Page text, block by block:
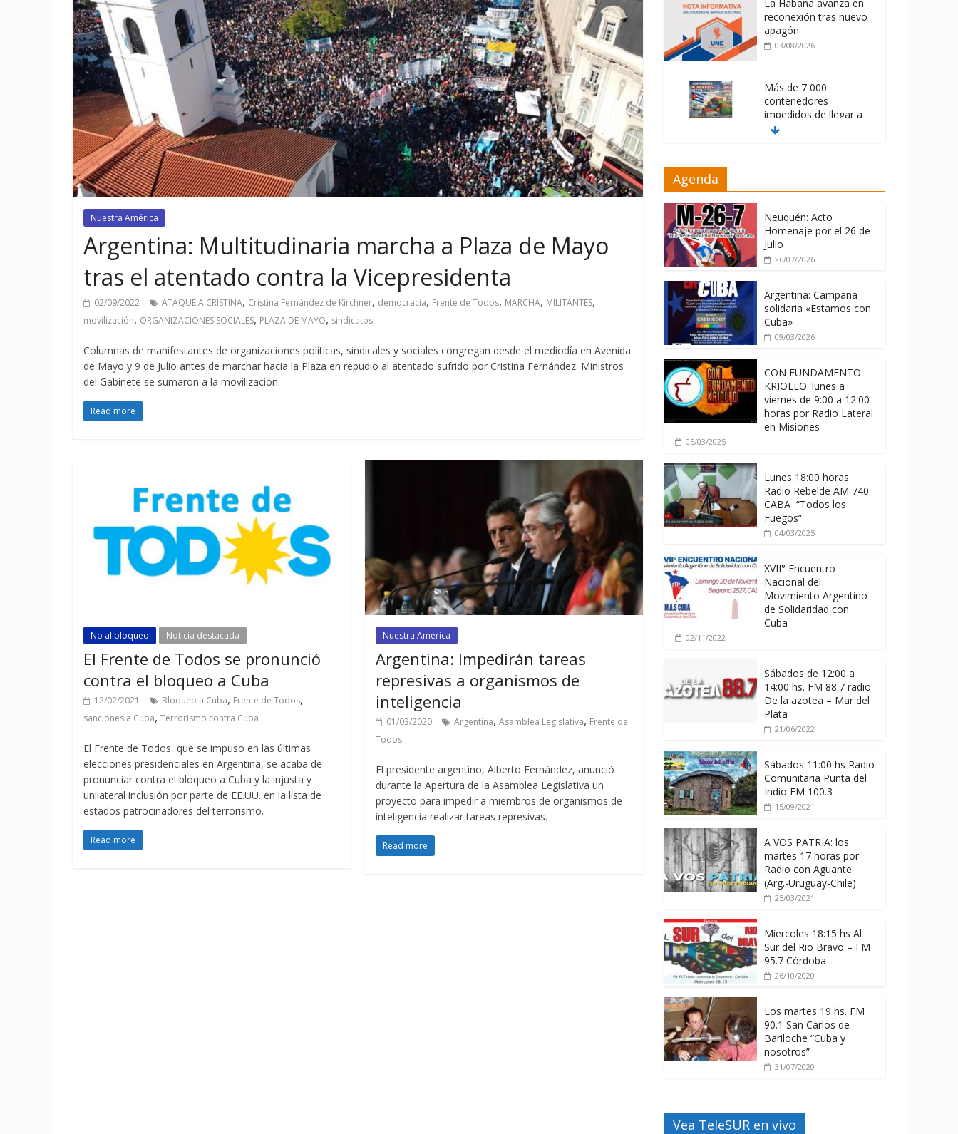
Nuestra América
Argentina: Multitudinaria marcha a Plaza de Mayo
tras el atentado contra la Vicepresidenta
02/09/2022 ATAQUE A CRISTINA, Cristina Fernández de Kirchner, democracia, Frente de Todos, MARCHA, MILITANTES,
movilización, ORGANIZACIONES SOCIALES, PLAZA DE MAYO, sindicatos
Columnas de manifestantes de organizaciones políticas, sindicales y sociales congregan desde el mediodía en Avenida
de Mayo y 9 de Julio antes de marchar hacia la Plaza en repudio al atentado sufrido por Cristina Fernández. Ministros
del Gabinete se sumaron a la movilización.
Read more
No al bloqueo Noticia destacada
El Frente de Todos se pronunció
contra el bloqueo a Cuba
12/02/2021 Bloqueo a Cuba, Frente de Todos,
sanciones a Cuba, Terrorismo contra Cuba
El Frente de Todos, que se impuso en las últimas
elecciones presidenciales en Argentina, se acaba de
pronunciar contra el bloqueo a Cuba y la injusta y
unilateral inclusión por parte de EE.UU. en la lista de
estados patrocinadores del terrorismo.
Read more
Nuestra América
Argentina: Impedirán tareas
represivas a organismos de
inteligencia
01/03/2020 Argentina,Asamblea Legislativa, Frente de
Todos
El presidente argentino, Alberto Fernández, anunció
durante la Apertura de la Asamblea Legislativa un
proyecto para impedir a miembros de organismos de
inteligencia realizar tareas represivas.
Read more
La Habana avanza en
reconexión tras nuevo
apagón
03/08/2026
Más de 7 000
contenedores
impedidos de llegar a
Cuba
memorándum con
04/08/2026
Agenda
Neuquén: Acto
Homenaje por el 26 de
Julio
26/07/2026
Argentina: Campaña
solidaria «Estamos con
Cuba»
09/03/2026
CON FUNDAMENTO
KRIOLLO: lunes a
viernes de 9:00 a 12:00
horas por Radio Lateral
en Misiones
05/03/2025
Lunes 18:00 horas
Radio Rebelde AM 740
CABA “Todos los
Fuegos”
04/03/2025
XVII° Encuentro
Nacional del
Movimiento Argentino
de Solidaridad con
Cuba
02/11/2022
Sábados de 12:00 a
14;00 hs. FM 88.7 radio
De la azotea – Mar del
Plata
21/06/2022
Sábados 11:00 hs Radio
Comunitaria Punta del
Indio FM 100.3
15/09/2021
A VOS PATRIA: los
martes 17 horas por
Radio con Aguante
(Arg.-Uruguay-Chile)
25/03/2021
Miercoles 18:15 hs Al
Sur del Rio Bravo – FM
95.7 Córdoba
26/10/2020
Los martes 19 hs. FM
90.1 San Carlos de
Bariloche “Cuba y
nosotros”
31/07/2020
Vea TeleSUR en vivo